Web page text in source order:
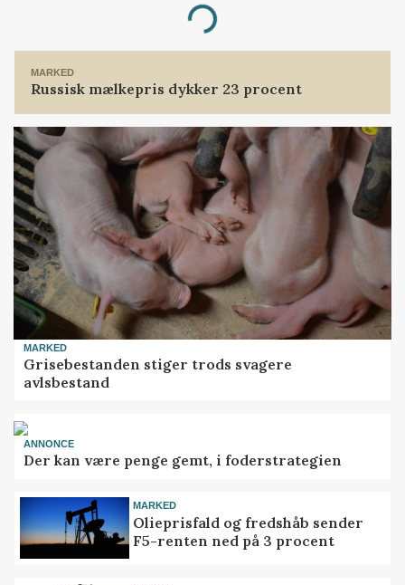
Loading...
MARKED
Russisk mælkepris dykker 23 procent
MARKED
Grisebestanden stiger trods svagere
avlsbestand
ANNONCE
Der kan være penge gemt, i foderstrategien
MARKED
Olieprisfald og fredshåb sender
F5-renten ned på 3 procent